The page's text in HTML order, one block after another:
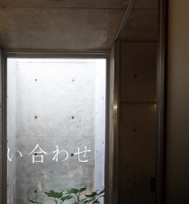
い合わせ